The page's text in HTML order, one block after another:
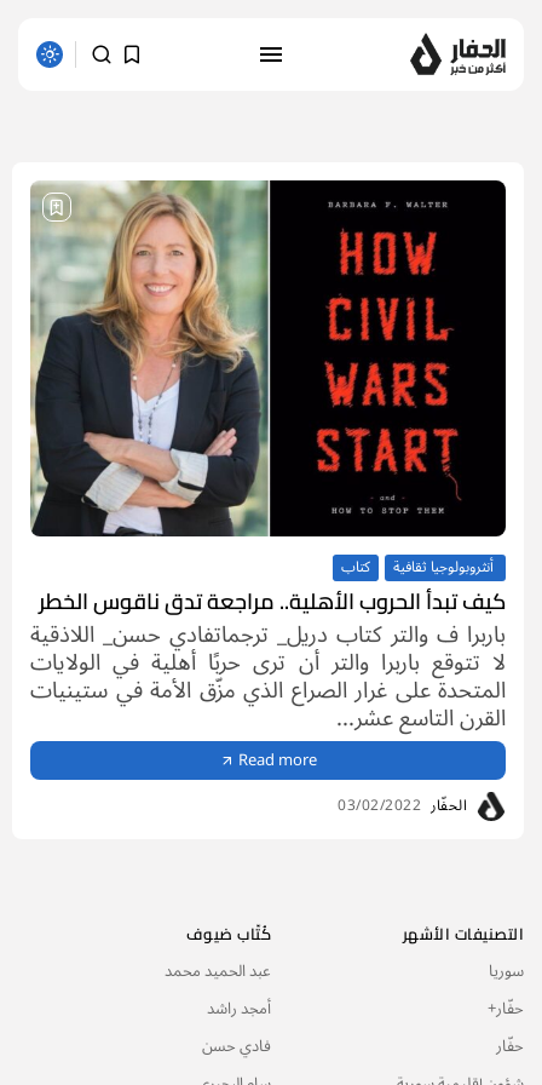
أنثروبولوجيا ثقافية كتاب
كيف تبدأ الحروب الأهلية.. مراجعة تدق ناقوس الخطر
باربرا ف والتر كتاب دريل_ ترجماتفادي حسن_ اللاذقية
لا تتوقع باربرا والتر أن ترى حربًا أهلية في الولايات
المتحدة على غرار الصراع الذي مزّق الأمة في ستينيات
القرن التاسع عشر...
Read more
الحفّار 03/02/2022
التصنيفات الأشهر
سوريا
حفّار+
حفّار
كُتّاب ضيوف
عبد الحميد محمد
أمجد راشد
فادي حسن